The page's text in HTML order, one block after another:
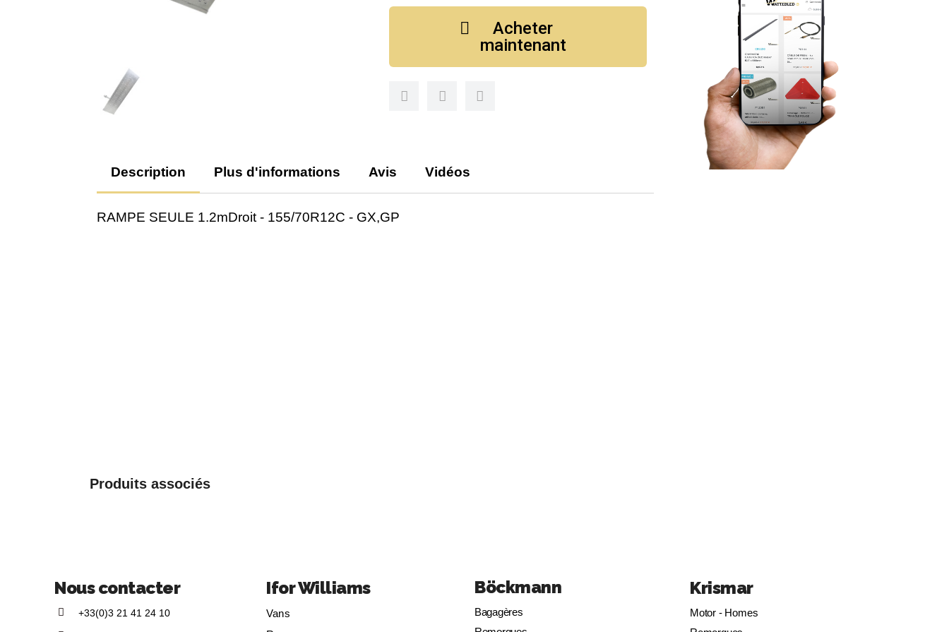
Acheter
maintenant
Description Plus d'informations Avis Vidéos
RAMPE SEULE 1.2mDroit - 155/70R12C - GX,GP
Produits associés
Nous contacter
+33(0)3 21 41 24 10
Ifor Williams
Vans
Böckmann
Bagagères
Krismar
Motor - Homes